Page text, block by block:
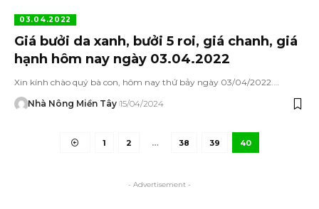
03.04.2022
Giá bưởi da xanh, bưởi 5 roi, giá chanh, giá
hạnh hôm nay ngày 03.04.2022
Xin kính chào quý bà con, hôm nay thứ bảy ngày 03/04/2022.…
Nhà Nông Miền Tây 15/04/2024
1 2 … 38 39 40
- Advertisement -